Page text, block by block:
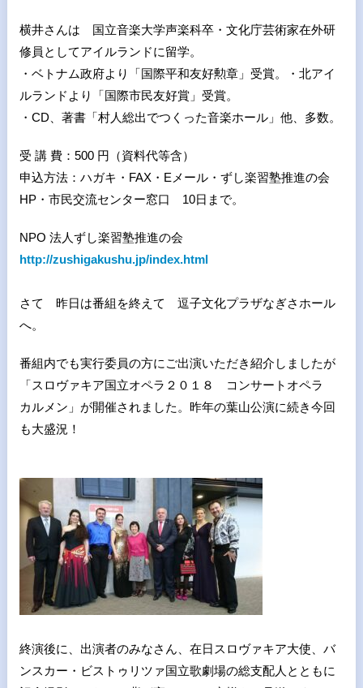
横井さんは 国立音楽大学声楽科卒・文化庁芸術家在外研
修員としてアイルランドに留学。
・ベトナム政府より「国際平和友好勲章」受賞。・北アイ
ルランドより「国際市民友好賞」受賞。
・CD、著書「村人総出でつくった音楽ホール」他、多数。
受 講 費：500 円（資料代等含）
申込方法：ハガキ・FAX・Eメール・ずし楽習塾推進の会
HP・市民交流センター窓口 10日まで。
NPO 法人ずし楽習塾推進の会
http://zushigakushu.jp/index.html
さて 昨日は番組を終えて 逗子文化プラザなぎさホール
へ。
番組内でも実行委員の方にご出演いただき紹介しましたが
「スロヴァキア国立オペラ２０１８ コンサートオペラ
カルメン」が開催されました。昨年の葉山公演に続き今回
も大盛況！
終演後に、出演者のみなさん、在日スロヴァキア大使、バ
ンスカー・ビストゥリツァ国立歌劇場の総支配人とともに